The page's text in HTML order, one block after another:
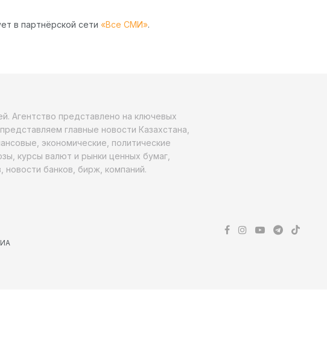
в партнёрской сети «Все СМИ».
Агентство представлено на ключевых
главные новости Казахстана,
экономические, политические
курсы валют и рынки ценных бумаг,
банков, бирж, компаний.